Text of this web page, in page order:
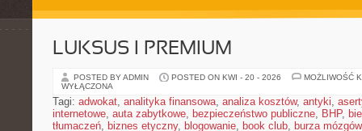
LUKSUS I PREMIUM
POSTED BY ADMIN POSTED ON KWI - 20 - 2026
MOŻLIWOŚĆ
WYŁĄCZONA
Tagi: adwokat, analityka finansowa, analiza kosztów, antyki,
internetowe, auta zabytkowe, bezpieczeństwo publiczne, BHP,
tłumaczeń, biznes etyczny, blogowanie, book club, burza mózgów